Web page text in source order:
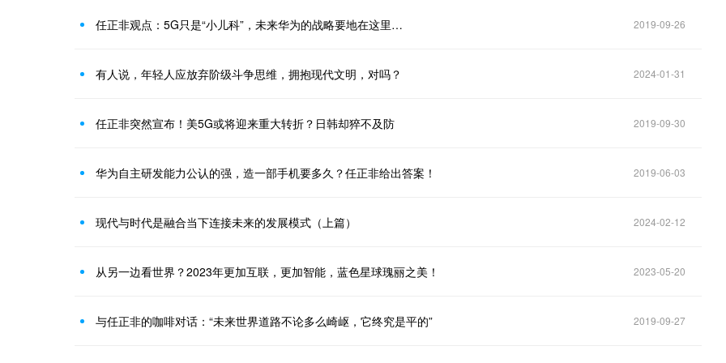
任正非观点：5G只是“小儿科”，未来华为的战略要地在这里… 2019-09-26
有人说，年轻人应放弃阶级斗争思维，拥抱现代文明，对吗？ 2024-01-31
任正非突然宣布！美5G或将迎来重大转折？日韩却猝不及防 2019-09-30
华为自主研发能力公认的强，造一部手机要多久？任正非给出答案！ 2019-06-03
现代与时代是融合当下连接未来的发展模式（上篇） 2024-02-12
从另一边看世界？2023年更加互联，更加智能，蓝色星球瑰丽之美！ 2023-05-20
与任正非的咖啡对话：“未来世界道路不论多么崎岖，它终究是平的” 2019-09-27